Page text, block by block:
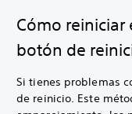
Cómo reiniciar
botón de
Si tienes problemas
de reinicio. Este